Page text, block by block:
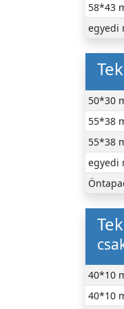
58*43
egyedi
50*30
55*38
55*38
egyedi
40*10
40*10